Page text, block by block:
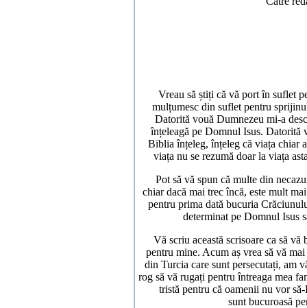
Vreau să știți că vă port în suflet
mulțumesc din suflet pentru
Datorită vouă Dumnezeu mi-a
înțeleagă pe Domnul Isus. Datorită
Biblia înțeleg, înțeleg că viața chiar
viața nu se rezumă doar la viața
Pot să vă spun că multe din
chiar dacă mai trec încă, este mult
pentru prima dată bucuria
determinat pe Domnul Isus
Vă scriu această scrisoare ca să vă
pentru mine. Acum aș vrea să vă
din Turcia care sunt persecutați, am
rog să vă rugați pentru întreaga mea
tristă pentru că oamenii nu vor
sunt bucuroasă